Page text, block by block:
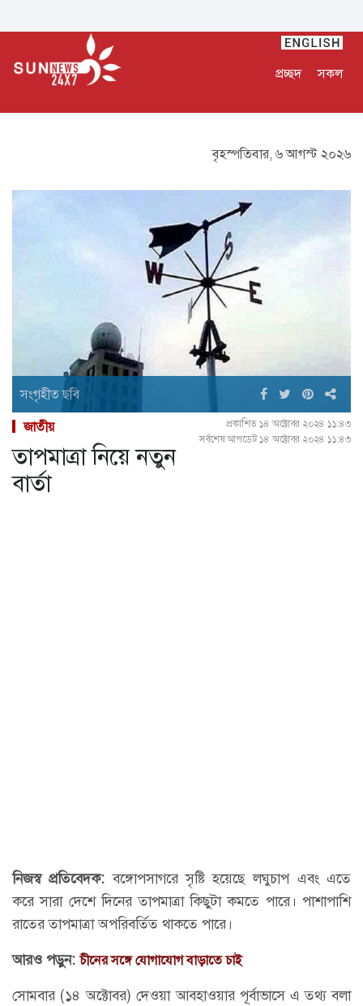
প্রচ্ছদ সকল
বৃহস্পতিবার, ৬ আগস্ট ২০২৬
সংগৃহীত ছবি
জাতীয়
প্রকাশিত ১৪ অক্টোবর ২০২৪ ১১:৪৩
সর্বশেষ আপডেট ১৪ অক্টোবর ২০২৪ ১১:৪৩
তাপমাত্রা নিয়ে নতুন
বার্তা
নিজস্ব প্রতিবেদক: বঙ্গোপসাগরে সৃষ্টি হয়েছে লঘুচাপ এবং এতে
করে সারা দেশে দিনের তাপমাত্রা কিছুটা কমতে পারে। পাশাপাশি
রাতের তাপমাত্রা অপরিবর্তিত থাকতে পারে।
আরও পড়ুন:চীনের সঙ্গে যোগাযোগ বাড়াতে চাই
সোমবার (১৪ অক্টোবর) দেওয়া আবহাওয়ার পূর্বাভাসে এ তথ্য বলা